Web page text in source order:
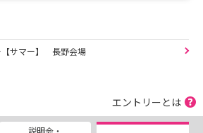
年卒職員へのインタビュー公開・更
らご確認いただけます ★≈
サマー】 長野会場
エントリーとは
説明会・